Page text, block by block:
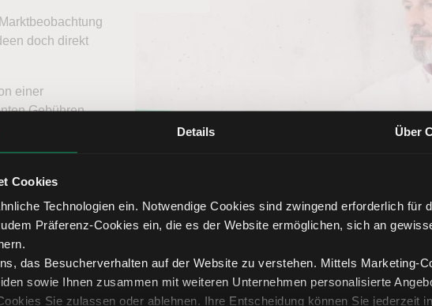
Details Über
Cookies
Technologien ein. Notwendige Cookies sind zwingend erforderlich für
Präferenz-Cookies ein, die es der Website ermöglichen, sich an
das Besucherverhalten auf der Website zu verstehen. Mittels Marketing-
sowie Ihnen zusammen mit weiteren Unternehmen personalisierte
Sie zulassen oder ablehnen. Ihre Entscheidung können Sie jederzeit
doch direkt
einer
Gebühren